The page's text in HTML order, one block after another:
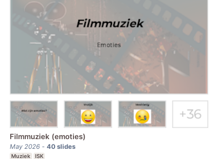
Filmmuziek (emoties)
May 2026 - 40slides
Muziek ISK